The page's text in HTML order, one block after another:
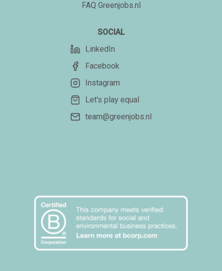
FAQ Greenjobs.nl
SOCIAL
LinkedIn
Facebook
Instagram
Let's play equal
team@greenjobs.nl